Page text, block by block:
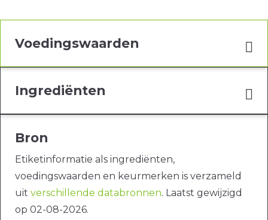
Voedingswaarden
Ingrediënten
Bron
Etiketinformatie als ingrediënten,
voedingswaarden en keurmerken is verzameld
uit verschillende databronnen. Laatst gewijzigd
op 02-08-2026.